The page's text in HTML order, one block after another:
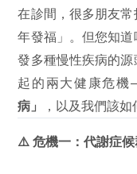
在診間，很多朋友
年發福」。但您知
發多種慢性疾病的
起的兩大健康危
病」
，以及我們該如
⚠️ 危機一：代謝症候